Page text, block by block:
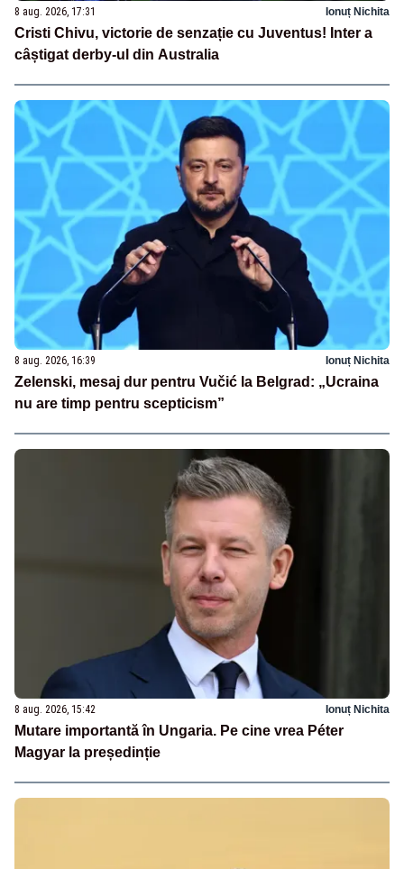
8 aug. 2026, 17:31 Ionuț Nichita
Cristi Chivu, victorie de senzație cu Juventus! Inter a
câștigat derby-ul din Australia
8 aug. 2026, 16:39 Ionuț Nichita
Zelenski, mesaj dur pentru Vučić la Belgrad: „Ucraina
nu are timp pentru scepticism”
8 aug. 2026, 15:42 Ionuț Nichita
Mutare importantă în Ungaria. Pe cine vrea Péter
Magyar la președinție